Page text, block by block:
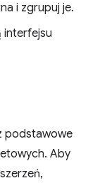
i zgrupuj je.
interfejsu
podstawowe
Aby